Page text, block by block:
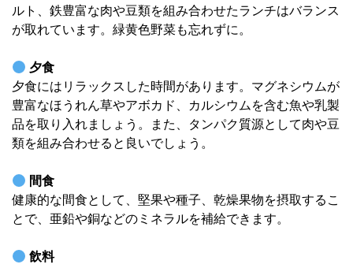
ルト、鉄豊富な肉や豆類を組み合わせたランチはバランス
が取れています。緑黄色野菜も忘れずに。
夕食
夕食にはリラックスした時間があります。マグネシウムが
豊富なほうれん草やアボカド、カルシウムを含む魚や乳製
品を取り入れましょう。また、タンパク質源として肉や豆
類を組み合わせると良いでしょう。
間食
健康的な間食として、堅果や種子、乾燥果物を摂取するこ
とで、亜鉛や銅などのミネラルを補給できます。
飲料